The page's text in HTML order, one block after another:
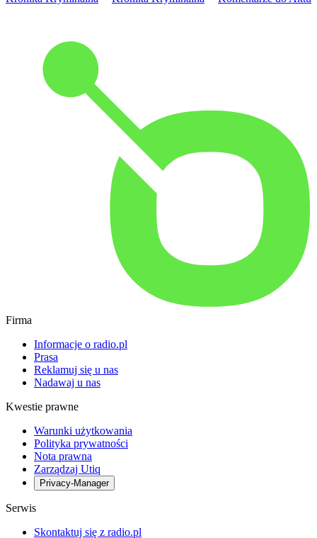
Firma
Informacje o radio.pl
Prasa
Reklamuj się u nas
Nadawaj u nas
Kwestie prawne
Warunki użytkowania
Polityka prywatności
Nota prawna
Zarządzaj Utiq
Privacy-Manager
Serwis
Skontaktuj się z radio.pl